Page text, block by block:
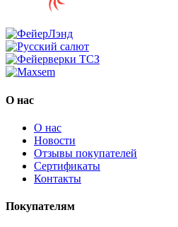
О нас
О нас
Новости
Отзывы покупателей
Сертификаты
Контакты
Покупателям